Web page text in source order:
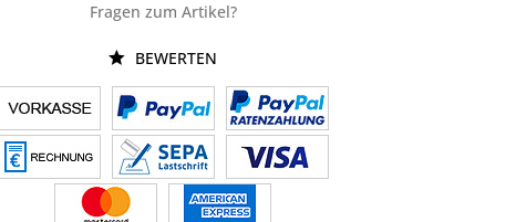
Fragen zum Artikel?
BEWERTEN